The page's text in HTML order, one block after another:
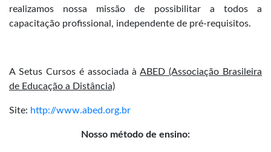
realizamos nossa missão de possibilitar a todos a
capacitação profissional, independente de pré-requisitos.
A Setus Cursos é associada àABED (Associação Brasileira
de Educação a Distância)
Site: http://www.abed.org.br
Nosso método de ensino: